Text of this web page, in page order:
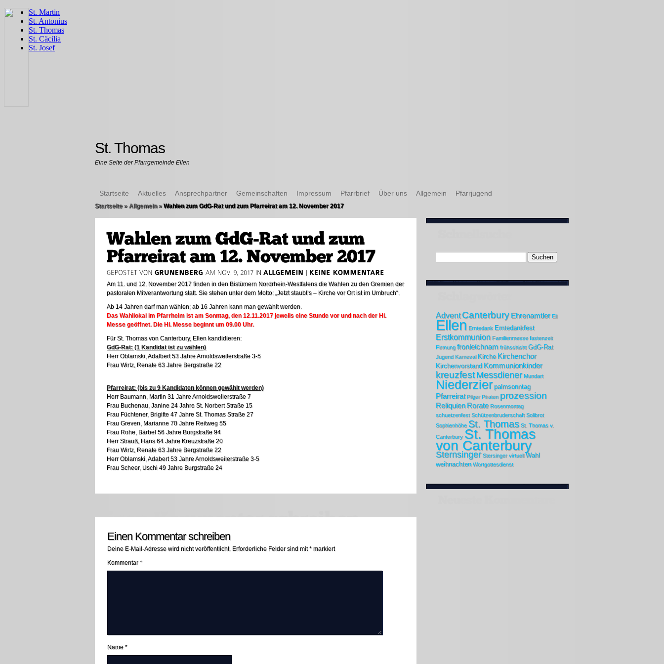
St. Thomas
Eine Seite der Pfarrgemeinde Ellen
Startseite Aktuelles Ansprechpartner Gemeinschaften Impressum Pfarrbrief Über uns Allgemein Pfarrjugend
Startseite » Allgemein »Wahlen zum GdG-Rat und zum Pfarreirat am 12. November 2017
Am 11. und 12. November 2017 finden in den Bistümern Nordrhein-Westfalens die Wahlen zu den Gremien der
pastoralen Mitverantwortung statt. Sie stehen unter dem Motto: „Jetzt staubt’s – Kirche vor Ort ist im Umbruch“.
Ab 14 Jahren darf man wählen; ab 16 Jahren kann man gewählt werden.
Das Wahllokal im Pfarrheim ist am Sonntag, den 12.11.2017 jeweils eine Stunde vor und nach der Hl.
Messe geöffnet. Die Hl. Messe beginnt um 09.00 Uhr.
Für St. Thomas von Canterbury, Ellen kandidieren:
GdG-Rat: (1 Kandidat ist zu wählen)
Herr Oblamski, Adalbert 53 Jahre Arnoldsweilerstraße 3-5
Frau Wirtz, Renate 63 Jahre Bergstraße 22
Pfarreirat: (bis zu 9 Kandidaten können gewählt werden)
Herr Baumann, Martin 31 Jahre Arnoldsweilerstraße 7
Frau Buchenau, Janine 24 Jahre St. Norbert Straße 15
Frau Füchtener, Brigitte 47 Jahre St. Thomas Straße 27
Frau Greven, Marianne 70 Jahre Reitweg 55
Frau Rohe, Bärbel 56 Jahre Burgstraße 94
Herr Strauß, Hans 64 Jahre Kreuzstraße 20
Frau Wirtz, Renate 63 Jahre Bergstraße 22
Herr Oblamski, Adabert 53 Jahre Arnoldsweilerstraße 3-5
Frau Scheer, Uschi 49 Jahre Burgstraße 24
Einen Kommentar schreiben
Deine E-Mail-Adresse wird nicht veröffentlicht. Erforderliche Felder sind mit* markiert
Kommentar*
Name *
Advent Canterbury Ehrenamtler Ell
Ellen Erntedank Erntedankfest
Erstkommunion Familienmesse fastenzeit
Firmung fronleichnam frühschicht GdG-Rat
Jugend Karneval Kirche Kirchenchor
Kirchenvorstand Kommunionkinder
kreuzfest Messdiener Mundart
Niederzier palmsonntag
Pfarreirat Pilger Piraten prozession
Reliquien Rorate Rosenmontag
schuetzenfest Schützenbruderschaft Solibrot
Sophienhöhe St. Thomas St. Thomas v.
Canterbury St. Thomas
von Canterbury
Sternsinger Stersinger virtuell Wahl
weihnachten Wortgottesdienst